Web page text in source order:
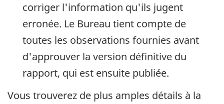
corriger l'information qu'ils jugent
erronée. Le Bureau tient compte de
toutes les observations fournies avant
d'approuver la version définitive du
rapport, qui est ensuite publiée.
Vous trouverez de plus amples détails à la